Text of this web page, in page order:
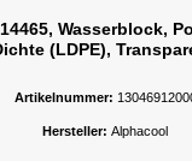
Wasserblock,
(LDPE),
Artikelnummer:
Hersteller: Alphacool